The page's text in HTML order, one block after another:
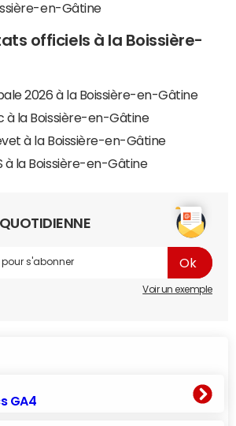
en-Gâtine
officiels à la Boissière-
2026 à la Boissière-en-Gâtine
à la Boissière-en-Gâtine
à la Boissière-en-Gâtine
à la Boissière-en-Gâtine
Voir un exemple
GA4